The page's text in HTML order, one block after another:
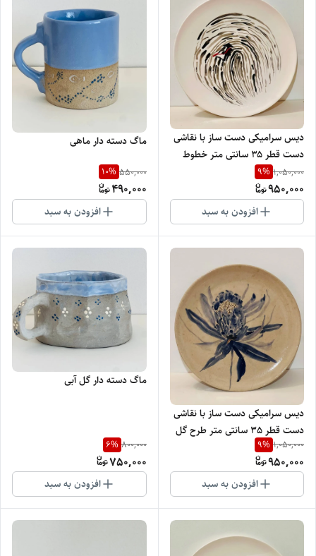
دیس سرامیکی دست ساز با نقاشی
دست قطر ۳۵ سانتی متر خطوط
1,050,000
9%
950,000
افزودن به سبد
ماگ دسته دار ماهی
550,000
10%
490,000
افزودن به سبد
دیس سرامیکی دست ساز با نقاشی
دست قطر 35 سانتی متر طرح گل
1,050,000
9%
950,000
افزودن به سبد
ماگ دسته دار گل آبی
800,000
6%
750,000
افزودن به سبد